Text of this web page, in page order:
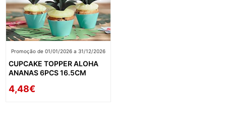
Promoção de 01/01/2026 a 31/12/2026
CUPCAKE TOPPER ALOHA
ANANAS 6PCS 16.5CM
4,48€